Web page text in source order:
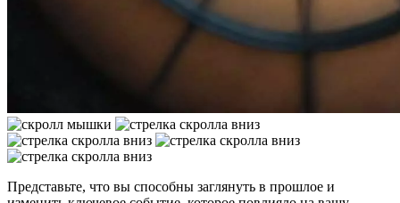
Представьте, что вы способны заглянуть в прошлое и